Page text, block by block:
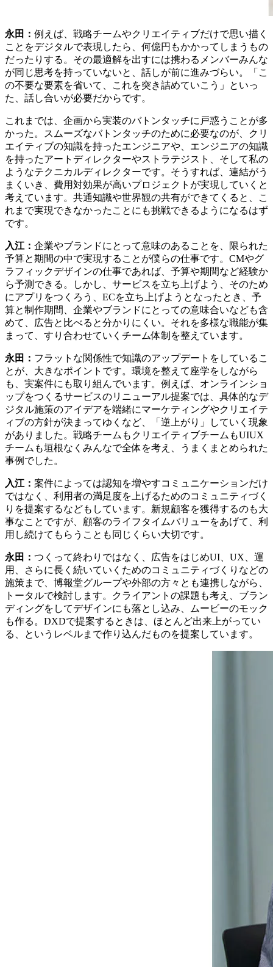
永田： 例えば、戦略チームやクリエイティブだけで思い描く
ことをデジタルで表現したら、何億円もかかってしまうもの
だったりする。その最適解を出すには携わるメンバーみんな
が同じ思考を持っていないと、話しが前に進みづらい。「こ
の不要な要素を省いて、これを突き詰めていこう」といっ
た、話し合いが必要だからです。
これまでは、企画から実装のバトンタッチに戸惑うことが多
かった。スムーズなバトンタッチのために必要なのが、クリ
エイティブの知識を持ったエンジニアや、エンジニアの知識
を持ったアートディレクターやストラテジスト、そして私の
ようなテクニカルディレクターです。そうすれば、連結がう
まくいき、費用対効果が高いプロジェクトが実現していくと
考えています。共通知識や世界観の共有ができてくると、こ
れまで実現できなかったことにも挑戦できるようになるはず
です。
入江： 企業やブランドにとって意味のあることを、限られた
予算と期間の中で実現することが僕らの仕事です。CMやグ
ラフィックデザインの仕事であれば、予算や期間など経験か
ら予測できる。しかし、サービスを立ち上げよう、そのため
にアプリをつくろう、ECを立ち上げようとなったとき、予
算と制作期間、企業やブランドにとっての意味合いなども含
めて、広告と比べると分かりにくい。それを多様な職能が集
まって、すり合わせていくチーム体制を整えています。
永田： フラットな関係性で知識のアップデートをしているこ
とが、大きなポイントです。環境を整えて座学をしながら
も、実案件にも取り組んでいます。例えば、オンラインショ
ップをつくるサービスのリニューアル提案では、具体的なデ
ジタル施策のアイデアを端緒にマーケティングやクリエイテ
ィブの方針が決まってゆくなど、「逆上がり」していく現象
がありました。戦略チームもクリエイティブチームもUIUX
チームも垣根なくみんなで全体を考え、うまくまとめられた
事例でした。
入江： 案件によっては認知を増やすコミュニケーションだけ
ではなく、利用者の満足度を上げるためのコミュニティづく
りを提案するなどもしています。新規顧客を獲得するのも大
事なことですが、顧客のライフタイムバリューをあげて、利
用し続けてもらうことも同じくらい大切です。
永田： つくって終わりではなく、広告をはじめUI、UX、運
用、さらに長く続いていくためのコミュニティづくりなどの
施策まで、博報堂グループや外部の方々とも連携しながら、
トータルで検討します。クライアントの課題も考え、ブラン
ディングをしてデザインにも落とし込み、ムービーのモック
も作る。DXDで提案するときは、ほとんど出来上がってい
る、というレベルまで作り込んだものを提案しています。